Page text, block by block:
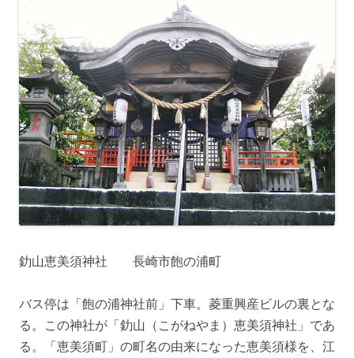
釛山恵美須神社 長崎市飽の浦町
バス停は「飽の浦神社前」下車。菱重興産ビルの裏とな
る。この神社が「釛山（こがねやま）恵美須神社」であ
る。「恵美須町」の町名の由来になった恵美須様を、江